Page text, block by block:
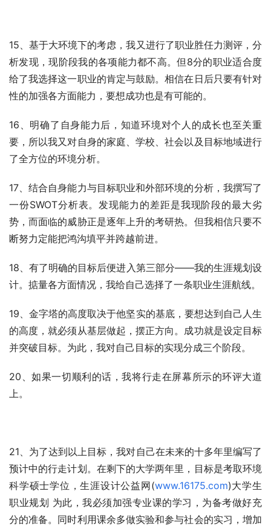
15、基于大环境下的考虑，我又进行了职业胜任力测评，分
析发现，现阶段我的各项能力都不高。但8分的职业适合度
给了我选择这一职业的肯定与鼓励。相信在日后只要有针对
性的加强各方面能力，要想成功也是有可能的。
16、明确了自身能力后，知道环境对个人的成长也至关重
要，所以我又对自身的家庭、学校、社会以及目标地域进行
了全方位的环境分析。
17、结合自身能力与目标职业和外部环境的分析，我撰写了
一份SWOT分析表。发现能力的差距是我现阶段的最大劣
势，而面临的威胁正是逐年上升的考研热。但我相信只要不
断努力定能把鸿沟填平并跨越前进。
18、有了明确的目标后便进入第三部分——我的生涯规划设
计。掂量各方面情况，我给自己选择了一条职业生涯航线。
19、金字塔的高度取决于他坚实的基底，要想达到自己人生
的高度，就必须从基层做起，摆正方向。成功就是设定目标
并突破目标。为此，我对自己目标的实现分成三个阶段。
20、如果一切顺利的话，我将行走在屏幕所示的环评大道
上。
21、为了达到以上目标，我对自己在未来的十多年里编写了
预计中的行走计划。在剩下的大学两年里，目标是考取环境
科学硕士学位，生涯设计公益网(www.16175.com)大学生
职业规划 为此，我必须加强专业课的学习，为备考做好充
分的准备。同时利用课余多做实验和参与社会的实习，增加